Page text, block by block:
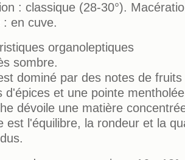
: classique (28-30°).
: en cuve.
organoleptiques
sombre.
dominé par des notes de
d'épices et une pointe
dévoile une matière
est l'équilibre, la rondeur et la